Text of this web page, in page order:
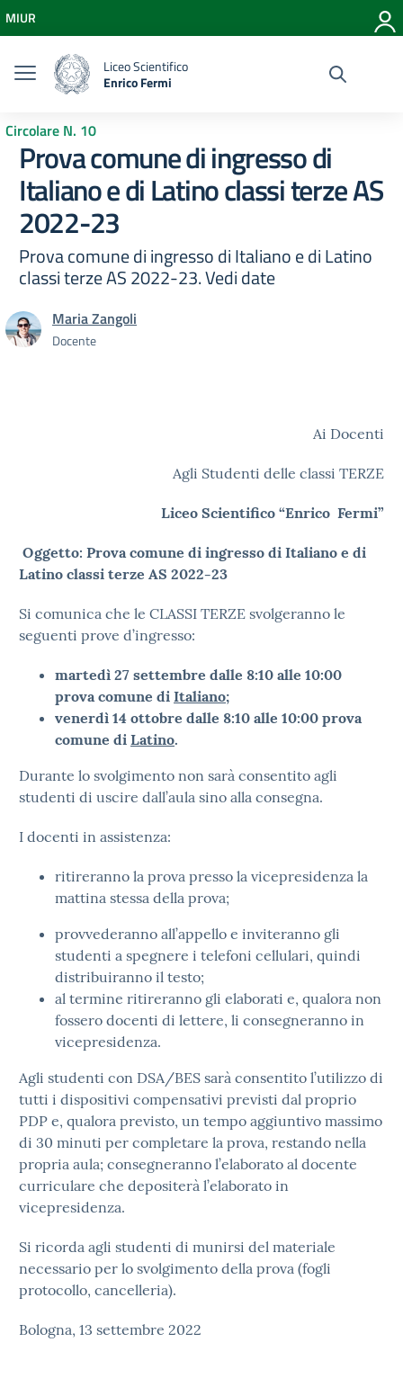
Vai al menu di navigazione
Vai al footer
MIUR
Liceo Scientifico
Enrico Fermi
Circolare N. 10
Prova comune di ingresso di
Italiano e di Latino classi terze AS
2022-23
Prova comune di ingresso di Italiano e di Latino
classi terze AS 2022-23. Vedi date
Maria Zangoli
Docente
Ai Docenti
Agli Studenti delle classi TERZE
Liceo Scientifico “Enrico Fermi”
Oggetto: Prova comune di ingresso di Italiano e di
Latino classi terze AS 2022-23
Si comunica che le CLASSI TERZE svolgeranno le
seguenti prove d’ingresso:
martedì 27 settembre dalle 8:10 alle 10:00
prova comune di Italiano;
venerdì 14 ottobre dalle 8:10 alle 10:00 prova
comune di Latino.
Durante lo svolgimento non sarà consentito agli
studenti di uscire dall’aula sino alla consegna.
I docenti in assistenza:
ritireranno la prova presso la vicepresidenza la
mattina stessa della prova;
provvederanno all’appello e inviteranno gli
studenti a spegnere i telefoni cellulari, quindi
distribuiranno il testo;
al termine ritireranno gli elaborati e, qualora non
fossero docenti di lettere, li consegneranno in
vicepresidenza.
Agli studenti con DSA/BES sarà consentito l’utilizzo di
tutti i dispositivi compensativi previsti dal proprio
PDP e, qualora previsto, un tempo aggiuntivo massimo
di 30 minuti per completare la prova, restando nella
propria aula; consegneranno l’elaborato al docente
curriculare che depositerà l’elaborato in
vicepresidenza.
Si ricorda agli studenti di munirsi del materiale
necessario per lo svolgimento della prova (fogli
protocollo, cancelleria).
Bologna, 13 settembre 2022